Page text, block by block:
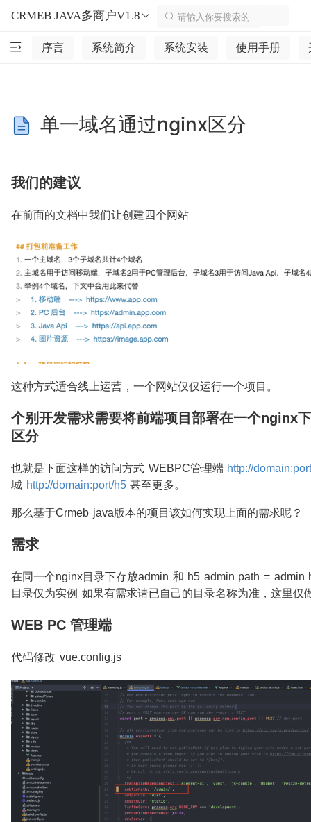
CRMEB JAVA多商户V1.8
序言 系统简介 系统安装 使用手册
单一域名通过nginx区分
我们的建议
在前面的文档中我们让创建四个网站
这种方式适合线上运营，一个网站仅仅运行一个项目。
个别开发需求需要将前端项目部署在一个nginx
区分
也就是下面这样的访问方式 WEBPC管理端 http://
城 http://domain:port/h5甚至更多。
那么基于Crmeb java版本的项目该如何实现上面的需求呢？
需求
在同一个nginx目录下存放admin 和 h5 admin path = admin
目录仅为实例 如果有需求请已自己的目录名称为准，这里仅
WEB PC 管理端
代码修改 vue.config.js